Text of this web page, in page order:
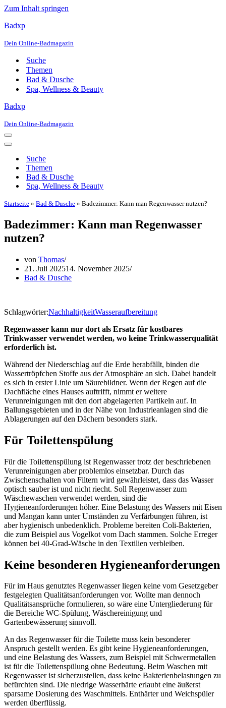
Zum Inhalt springen
Badxp
Dein Online-Badmagazin
Suche
Themen
Bad & Dusche
Spa, Wellness & Beauty
Badxp
Dein Online-Badmagazin
Navigationsmenü
Navigationsmenü
Suche
Themen
Bad & Dusche
Spa, Wellness & Beauty
Startseite » Bad & Dusche » Badezimmer: Kann man Regenwasser nutzen?
Badezimmer: Kann man Regenwasser
nutzen?
von Thomas
21. Juli 202514. November 2025
Bad & Dusche
Schlagwörter:NachhaltigkeitWasseraufbereitung
Regenwasser kann nur dort als Ersatz für kostbares
Trinkwasser verwendet werden, wo keine Trinkwasserqualität
erforderlich ist.
Während der Niederschlag auf die Erde herabfällt, binden die
Wassertröpfchen Stoffe aus der Atmosphäre an sich. Dabei handelt
es sich in erster Linie um Säurebildner. Wenn der Regen auf die
Dachfläche eines Hauses auftrifft, nimmt er weitere
Verunreinigungen mit den dort abgelagerten Partikeln auf. In
Ballungsgebieten und in der Nähe von Industrieanlagen sind die
Ablagerungen auf den Dächern besonders stark.
Für Toilettenspülung
Für die Toilettenspülung ist Regenwasser trotz der beschriebenen
Verunreinigungen aber problemlos einsetzbar. Durch das
Zwischenschalten von Filtern wird gewährleistet, dass das Wasser
optisch sauber ist und nicht riecht. Soll Regenwasser zum
Wäschewaschen verwendet werden, sind die
Hygieneanforderungen höher. Eine Belastung des Wassers mit Eisen
und Mangan kann unter Umständen zu Verfärbungen führen, ist
aber hygienisch unbedenklich. Probleme bereiten Coli-Bakterien,
die zum Beispiel aus Vogelkot vom Dach stammen. Solche Erreger
können bei 40-Grad-Wäsche in den Textilien verbleiben.
Keine besonderen Hygieneanforderungen
Für im Haus genutztes Regenwasser liegen keine vom Gesetzgeber
festgelegten Qualitätsanforderungen vor. Wollte man dennoch
Qualitätsansprüche formulieren, so wäre eine Untergliederung für
die Bereiche WC-Spülung, Wäschereinigung und
Gartenbewässerung sinnvoll.
An das Regenwasser für die Toilette muss kein besonderer
Anspruch gestellt werden. Es gibt keine Hygieneanforderungen,
und eine Belastung des Wassers, zum Beispiel mit Schwermetallen
ist für die Toilettenspülung ohne Bedeutung. Beim Waschen mit
Regenwasser ist sicherzustellen, dass keine Bakterienbelastungen zu
befürchten sind. Die niedrige Wasserhärte erlaubt eine äußerst
sparsame Dosierung des Waschmittels. Enthärter und Weichspüler
werden überflüssig.